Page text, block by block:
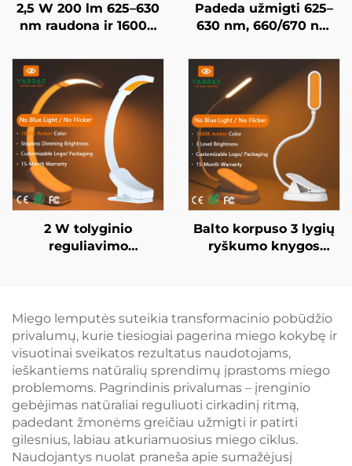
2,5 W 200 lm 625–630
nm raudona ir 1600K
dažytas nešiojamasis
prisegamas LED
knygos lempa
Padeda užmigti 625–
630 nm, 660/670 nm
mirksėjimo, be
mėlynos šviesos,
baltai dažytas kūnas,
LED knygos lempa
2 W tolyginio
reguliavimo
apšvietimo spalva,
juodai dažytas kūnas,
LED knygos lempa
Balto korpuso 3 lygių
ryškumo knygos
amžro spalvos LED
lempa knygai skaityti
Miego lemputės suteikia transformacinio pobūdžio
privalumų, kurie tiesiogiai pagerina miego kokybę ir
visuotinai sveikatos rezultatus naudotojams,
ieškantiems natūralių sprendimų įprastoms miego
problemoms. Pagrindinis privalumas – įrenginio
gebėjimas natūraliai reguliuoti cirkadinį ritmą,
padedant žmonėms greičiau užmigti ir patirti
gilesnius, labiau atkuriamuosius miego ciklus.
Naudojantys nuolat praneša apie sumažėjusį